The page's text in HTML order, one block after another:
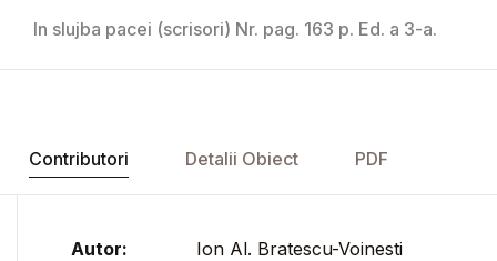
In slujba pacei (scrisori) Nr. pag. 163 p. Ed. a 3-a.
Contributori Detalii Obiect PDF
Autor: Ion Al. Bratescu-Voinesti